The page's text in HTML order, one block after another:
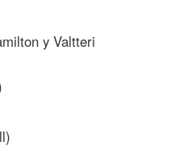
y Valtteri